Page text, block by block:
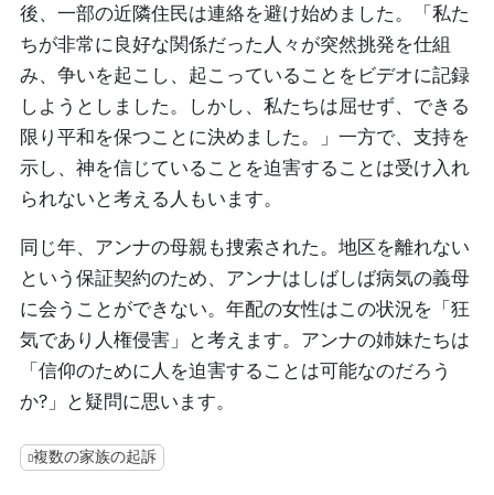
後、一部の近隣住民は連絡を避け始めました。「私た
ちが非常に良好な関係だった人々が突然挑発を仕組
み、争いを起こし、起こっていることをビデオに記録
しようとしました。しかし、私たちは屈せず、できる
限り平和を保つことに決めました。」一方で、支持を
示し、神を信じていることを迫害することは受け入れ
られないと考える人もいます。
同じ年、アンナの母親も捜索された。地区を離れない
という保証契約のため、アンナはしばしば病気の義母
に会うことができない。年配の女性はこの状況を「狂
気であり人権侵害」と考えます。アンナの姉妹たちは
「信仰のために人を迫害することは可能なのだろう
か?」と疑問に思います。
複数の家族の起訴